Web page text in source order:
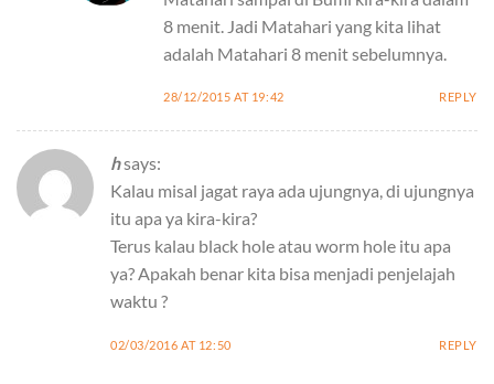
8 menit. Jadi Matahari yang kita lihat
adalah Matahari 8 menit sebelumnya.
28/12/2015 AT 19:42 REPLY
hsays:
Kalau misal jagat raya ada ujungnya, di ujungnya
itu apa ya kira-kira?
Terus kalau black hole atau worm hole itu apa
ya? Apakah benar kita bisa menjadi penjelajah
waktu ?
02/03/2016 AT 12:50 REPLY